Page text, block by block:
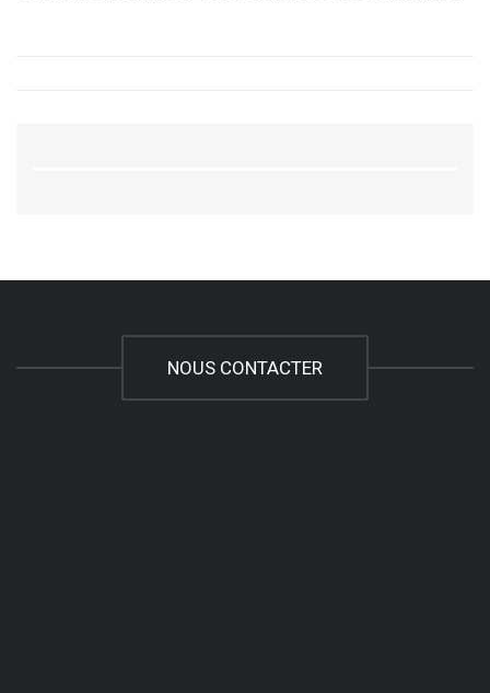
NOUS CONTACTER